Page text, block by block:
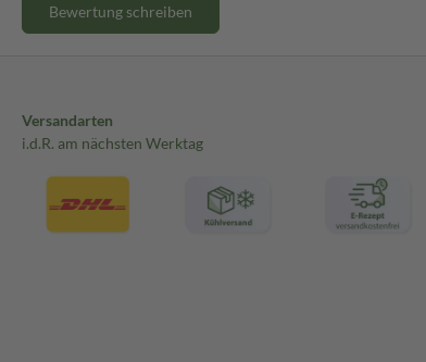
Bewertung schreiben
Versandarten
i.d.R. am nächsten Werktag